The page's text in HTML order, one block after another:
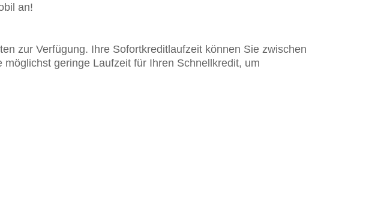
an!
zur Verfügung. Ihre Sofortkreditlaufzeit können Sie zwischen
geringe Laufzeit für Ihren Schnellkredit, um